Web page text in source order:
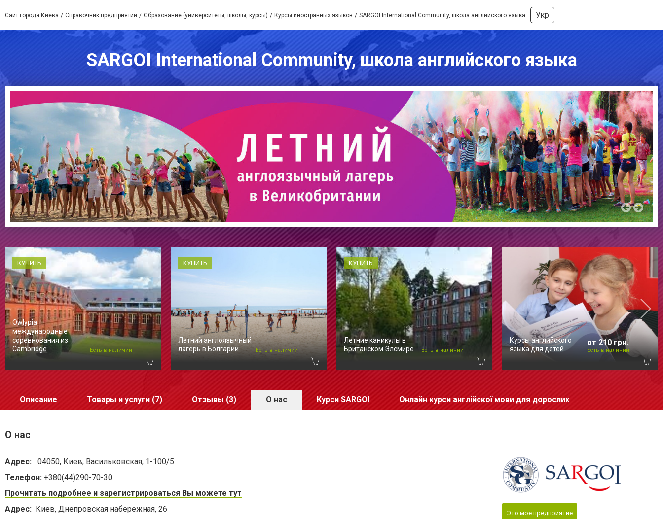
Сайт города Киева Справочник предприятий Образование (университеты, школы, курсы) Курсы иностранных языков SARGOI International Community, школа английского языка Укр
SARGOI International Community, школа английского языка
КУПИТЬ
Owlypia
международные
соревнования из
Cambridge
Есть в наличии
КУПИТЬ
Летний англоязычный
лагерь в Болгарии
Есть в наличии
КУПИТЬ
Летние каникулы в
Британском Элсмире
Есть в наличии
Курсы английского
языка для детей
от 210 грн.
Есть в наличии
Описание Товары и услуги (7) Отзывы (3) О нас Курси SARGOI Онлайн курси англійскої мови для дорослих
О нас
Адрес: 04050, Киев, Васильковская, 1-100/5
Телефон: +380(44)290-70-30
Прочитать подробнее и зарегистрироваться Вы можете тут
Адрес: Киев, Днепровская набережная, 26
Это мое предприятие